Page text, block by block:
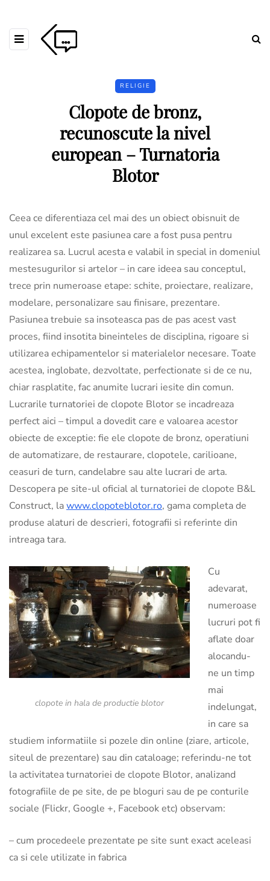
RELIGIE
Clopote de bronz,
recunoscute la nivel
european – Turnatoria
Blotor
Ceea ce diferentiaza cel mai des un obiect obisnuit de
unul excelent este pasiunea care a fost pusa pentru
realizarea sa. Lucrul acesta e valabil in special in domeniul
mestesugurilor si artelor – in care ideea sau conceptul,
trece prin numeroase etape: schite, proiectare, realizare,
modelare, personalizare sau finisare, prezentare.
Pasiunea trebuie sa insoteasca pas de pas acest vast
proces, fiind insotita bineinteles de disciplina, rigoare si
utilizarea echipamentelor si materialelor necesare. Toate
acestea, inglobate, dezvoltate, perfectionate si de ce nu,
chiar rasplatite, fac anumite lucrari iesite din comun.
Lucrarile turnatoriei de clopote Blotor se incadreaza
perfect aici – timpul a dovedit care e valoarea acestor
obiecte de exceptie: fie ele clopote de bronz, operatiuni
de automatizare, de restaurare, clopotele, carilioane,
ceasuri de turn, candelabre sau alte lucrari de arta.
Descopera pe site-ul oficial al turnatoriei de clopote B&L
Construct, lawww.clopoteblotor.ro, gama completa de
produse alaturi de descrieri, fotografii si referinte din
intreaga tara.
clopote in hala de productie blotor
Cu
adevarat,
numeroase
lucruri pot fi
aflate doar
alocandu-
ne un timp
mai
indelungat,
in care sa
studiem informatiile si pozele din online (ziare, articole,
siteul de prezentare) sau din cataloage; referindu-ne tot
la activitatea turnatoriei de clopote Blotor, analizand
fotografiile de pe site, de pe bloguri sau de pe conturile
sociale (Flickr, Google +, Facebook etc) observam:
– cum procedeele prezentate pe site sunt exact aceleasi
ca si cele utilizate in fabrica